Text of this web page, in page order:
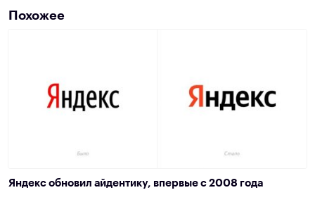
Похожее
Яндекс обновил айдентику, впервые с 2008 года